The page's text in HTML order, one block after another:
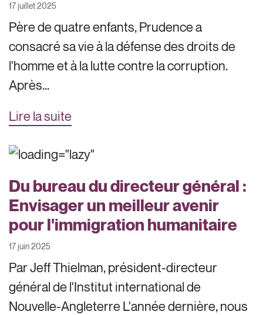
17 juillet 2025
Père de quatre enfants, Prudence a
consacré sa vie à la défense des droits de
l'homme et à la lutte contre la corruption.
Après...
Lire la suite
Du bureau du directeur général :
Envisager un meilleur avenir
pour l'immigration humanitaire
17 juin 2025
Par Jeff Thielman, président-directeur
général de l'Institut international de
Nouvelle-Angleterre L'année dernière, nous